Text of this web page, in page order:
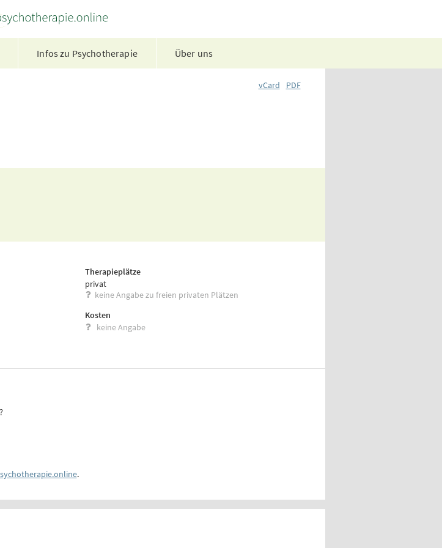
Infos zu Psychotherapie Über uns
vCard PDF
Therapieplätze
privat
keine Angabe zu freien privaten Plätzen
Kosten
keine Angabe
.